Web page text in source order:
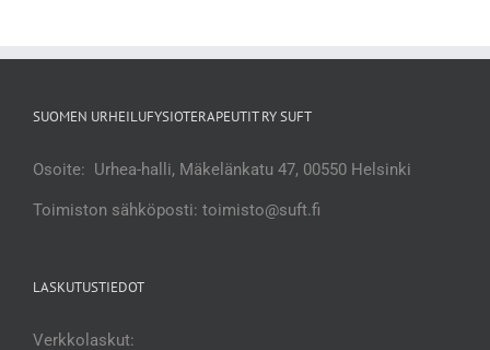
SUOMEN URHEILUFYSIOTERAPEUTIT RY SUFT
Osoite: Urhea-halli, Mäkelänkatu 47, 00550 Helsinki
Toimiston sähköposti: toimisto@suft.fi
LASKUTUSTIEDOT
Verkkolaskut: